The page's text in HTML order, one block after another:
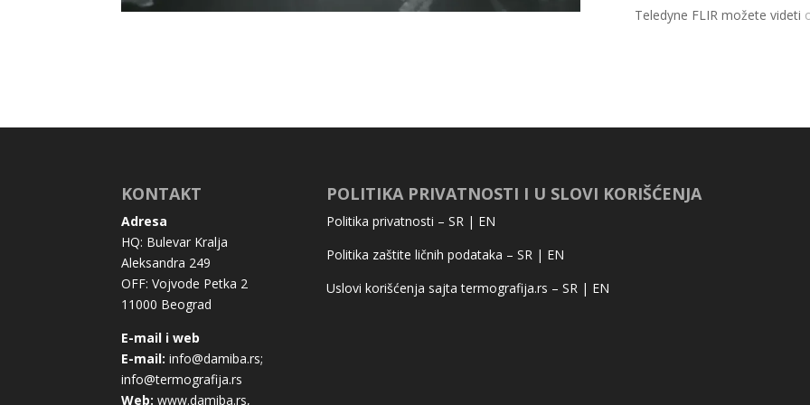
Teledyne FLIR možete videti
KONTAKT
Adresa
HQ: Bulevar Kralja
Aleksandra 249
OFF: Vojvode Petka 2
11000 Beograd
E-mail i web
E-mail: info@damiba.rs;
info@termografija.rs
Web: www.damiba.rs,
POLITIKA PRIVATNOSTI I U SLOVI KORIŠĆENJA
Politika privatnosti –SR | EN
Politika zaštite ličnih podataka –SR | EN
Uslovi korišćenja sajta termografija.rs –SR | EN